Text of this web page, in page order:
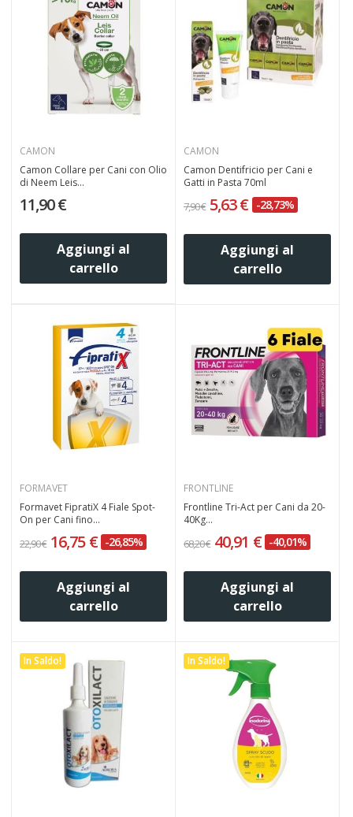
CAMON
Camon Collare per Cani con Olio
di Neem Leis...
11,90 €
Aggiungi al
carrello
CAMON
Camon Dentifricio per Cani e
Gatti in Pasta 70ml
7,90 € 5,63 € -28,73%
Aggiungi al
carrello
FORMAVET
Formavet FipratiX 4 Fiale Spot-
On per Cani fino...
22,90 € 16,75 € -26,85%
Aggiungi al
carrello
FRONTLINE
Frontline Tri-Act per Cani da 20-
40Kg...
68,20 € 40,91 € -40,01%
Aggiungi al
carrello
In Saldo! In Saldo!